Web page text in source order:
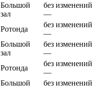
Большой
зал
без изменений
—
Ротонда
без изменений
—
Большой
зал
без изменений
—
Ротонда
без изменений
—
Большой
без изменений